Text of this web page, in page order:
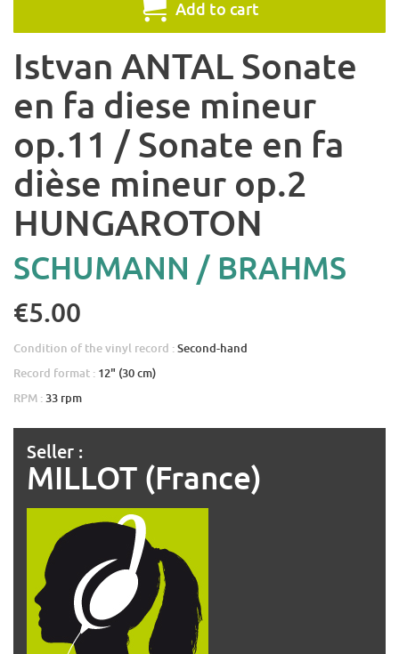
Add to cart
Istvan ANTAL Sonate
en fa diese mineur
op.11 / Sonate en fa
dièse mineur op.2
HUNGAROTON
SCHUMANN / BRAHMS
€5.00
Condition of the vinyl record :Second-hand
Record format : 12" (30 cm)
RPM : 33 rpm
Seller :
MILLOT (France)